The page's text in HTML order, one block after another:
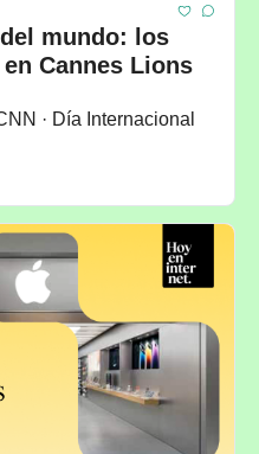
mundo: los
Cannes Lions
· Día Internacional